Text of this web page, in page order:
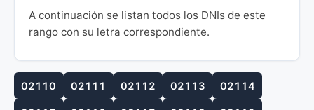
A continuación se listan todos los DNIs de este
rango con su letra correspondiente.
02110 02111 02112 02113 02114